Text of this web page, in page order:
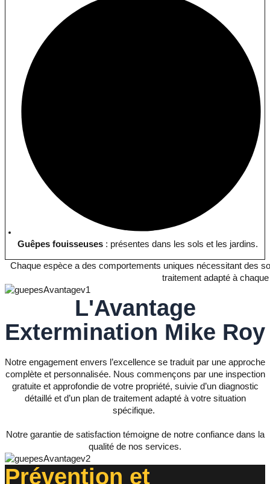
Guêpes fouisseuses : présentes dans les sols et les jardins.
Chaque espèce a des comportements uniques nécessitant des
traitement adapté à
L'Avantage
Extermination Mike Roy
Notre engagement envers l’excellence se traduit par une approche
complète et personnalisée. Nous commençons par une inspection
gratuite et approfondie de votre propriété, suivie d’un diagnostic
détaillé et d’un plan de traitement adapté à votre situation
spécifique.
Notre garantie de satisfaction témoigne de notre confiance dans la
qualité de nos services.
Prévention et